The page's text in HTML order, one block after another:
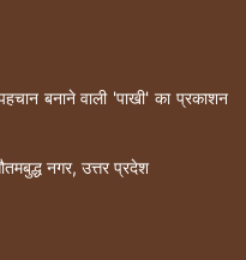
बनाने वाली 'पाखी' का प्रकाशन
नगर, उत्तर प्रदेश